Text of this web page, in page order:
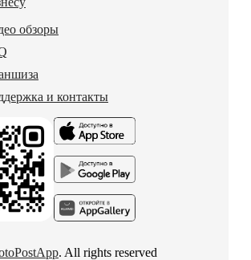
обзоры
и контакты
. All rights reserved